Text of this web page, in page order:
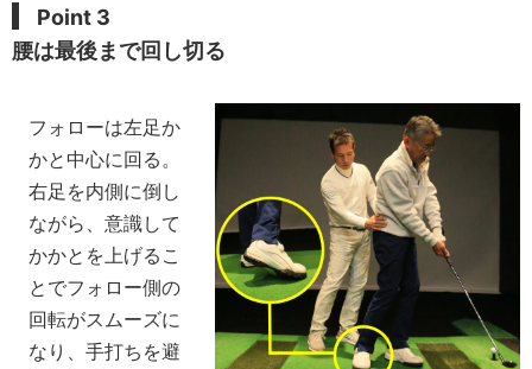
Point 3
腰は最後まで回し切る
フォローは左足か
かと中心に回る。
右足を内側に倒し
ながら、意識して
かかとを上げるこ
とでフォロー側の
回転がスムーズに
なり、手打ちを避